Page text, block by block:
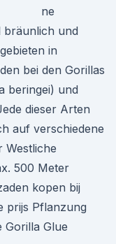
ne
bräunlich und
in
bei den Gorillas
beringei) und
dieser Arten
auf verschiedene
Westliche
500 Meter
kopen bij
prijs Pflanzung
Gorilla Glue